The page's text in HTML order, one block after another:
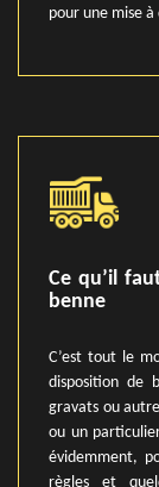
pour une mise à
Ce qu’il
benne
C’est tout le
disposition de
gravats ou
ou un
évidemment,
règles et